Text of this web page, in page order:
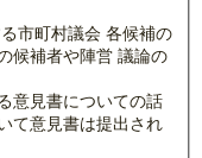
市町村議会 各候補の
候補者や陣営 議論の
意見書についての話
て意見書は提出され